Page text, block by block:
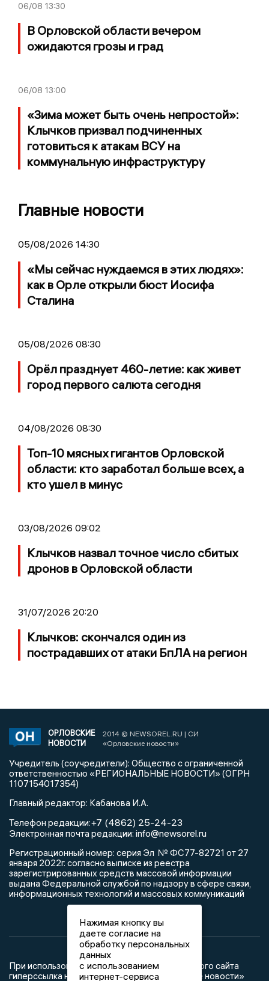
06/08 13:30
В Орловской области вечером
ожидаются грозы и град
06/08 13:00
«Зима может быть очень непростой»:
Клычков призвал подчиненных
готовиться к атакам ВСУ на
коммунальную инфраструктуру
Главные новости
05/08/2026 14:30
«Мы сейчас нуждаемся в этих людях»:
как в Орле открыли бюст Иосифа
Сталина
05/08/2026 08:30
Орёл празднует 460-летие: как живет
город первого салюта сегодня
04/08/2026 08:30
Топ-10 мясных гигантов Орловской
области: кто заработал больше всех, а
кто ушел в минус
03/08/2026 09:02
Клычков назвал точное число сбитых
дронов в Орловской области
31/07/2026 20:20
Клычков: скончался один из
пострадавших от атаки БпЛА на регион
ОРЛОВСКИЕ
НОВОСТИ
2014 © NEWSOREL.RU | СИ
«Орловские новости»
Учредитель (соучредители): Общество с ограниченной
ответственностью «РЕГИОНАЛЬНЫЕ НОВОСТИ» (ОГРН
1107154017354)
Главный редактор: Кабанова И.А.
Телефон редакции:+7 (4862) 25-24-23
Электронная почта редакции: info@newsorel.ru
Регистрационный номер: серия Эл № ФС77-82721 от 27
января 2022г. согласно выписке из реестра
зарегистрированных средств массовой информации
выдана Федеральной службой по надзору в сфере связи,
информационных технологий и массовых коммуникаций
При использовании любого материала с данного сайта
гиперссылка на Сетевое издание «Орловские новости»
Нажимая кнопку вы
даете согласие на
обработку персональных
данных
с использованием
интернет-сервиса